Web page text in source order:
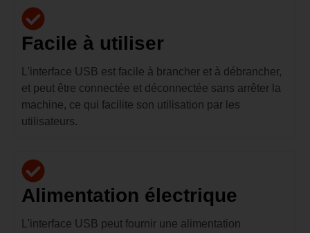
Facile à utiliser
L'interface USB est facile à brancher et à débrancher,
et peut être connectée et déconnectée sans arrêter la
machine, ce qui facilite son utilisation par les
utilisateurs.
Alimentation électrique
L'interface USB peut fournir une alimentation